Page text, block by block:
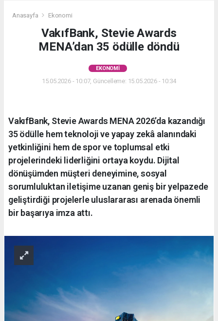
Anasayfa Ekonomi
VakıfBank, Stevie Awards
MENA’dan 35 ödülle döndü
EKONOMI
15.05.2026 - 10:07, Güncelleme: 15.05.2026 - 10:34
VakıfBank, Stevie Awards MENA 2026’da kazandığı
35 ödülle hem teknoloji ve yapay zekâ alanındaki
yetkinliğini hem de spor ve toplumsal etki
projelerindeki liderliğini ortaya koydu. Dijital
dönüşümden müşteri deneyimine, sosyal
sorumluluktan iletişime uzanan geniş bir yelpazede
geliştirdiği projelerle uluslararası arenada önemli
bir başarıya imza attı.